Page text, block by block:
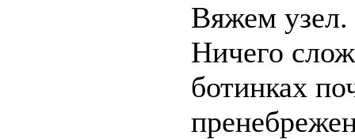
Вяжем узел.
Ничего
ботинках